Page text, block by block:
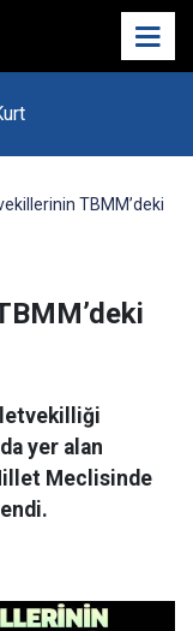
Çıktı
TBMM’deki
yer alan
Meclisinde